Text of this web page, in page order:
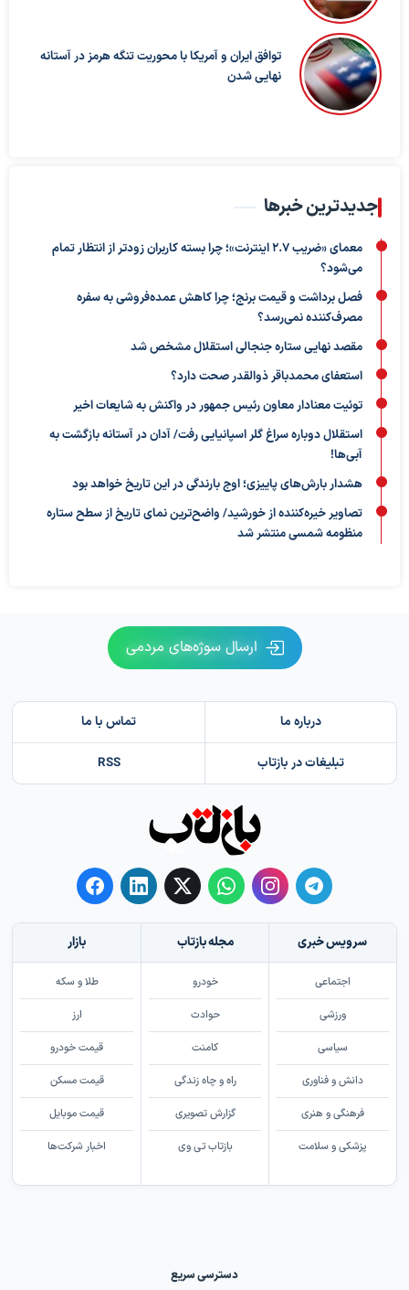
توافق ایران و آمریکا با محوریت تنگه هرمز در آستانه
نهایی شدن
جدیدترین خبرها
معمای «ضریب ۲.۷ اینترنت»؛ چرا بسته کاربران زودتر از انتظار تمام
می‌شود؟
فصل برداشت و قیمت برنج؛ چرا کاهش عمده‌فروشی به سفره
مصرف‌کننده نمی‌رسد؟
مقصد نهایی ستاره جنجالی استقلال مشخص شد
استعفای محمدباقر ذوالقدر صحت دارد؟
توئیت معنادار معاون رئیس جمهور در واکنش به شایعات اخیر
استقلال دوباره سراغ گلر اسپانیایی رفت/ آدان در آستانه بازگشت به
آبی‌ها!
هشدار بارش‌های پاییزی؛ اوج بارندگی در این تاریخ خواهد بود
تصاویر خیره‌کننده از خورشید/ واضح‌ترین نمای تاریخ از سطح ستاره
منظومه شمسی منتشر شد
ارسال سوژه‌های مردمی
درباره ما تماس با ما
تبلیغات در بازتاب RSS
سرویس خبری
اجتماعی
ورزشی
سیاسی
دانش و فناوری
فرهنگی و هنری
پزشکی و سلامت
مجله بازتاب
خودرو
حوادث
کامنت
راه و چاه زندگی
گزارش تصویری
بازتاب تی وی
بازار
طلا و سکه
ارز
قیمت خودرو
قیمت مسکن
قیمت موبایل
اخبار شرکت‌ها
دسترسی سریع